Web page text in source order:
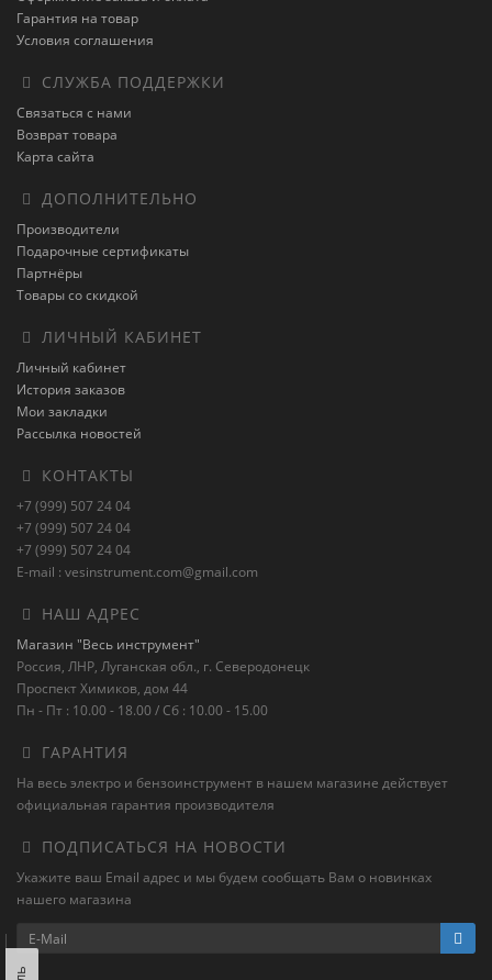
Гарантия на товар
Условия соглашения
СЛУЖБА ПОДДЕРЖКИ
Связаться с нами
Возврат товара
Карта сайта
ДОПОЛНИТЕЛЬНО
Производители
Подарочные сертификаты
Партнёры
Товары со скидкой
ЛИЧНЫЙ КАБИНЕТ
Личный кабинет
История заказов
Мои закладки
Рассылка новостей
КОНТАКТЫ
+7 (999) 507 24 04
+7 (999) 507 24 04
+7 (999) 507 24 04
E-mail : vesinstrument.com@gmail.com
НАШ АДРЕС
Магазин "Весь инструмент"
Россия, ЛНР, Луганская обл., г. Северодонецк
Проспект Химиков, дом 44
Пн - Пт : 10.00 - 18.00 / Сб : 10.00 - 15.00
ГАРАНТИЯ
На весь электро и бензоинструмент в нашем магазине действует
официальная гарантия производителя
ПОДПИСАТЬСЯ НА НОВОСТИ
Укажите ваш Email адрес и мы будем сообщать Вам о новинках
нашего магазина